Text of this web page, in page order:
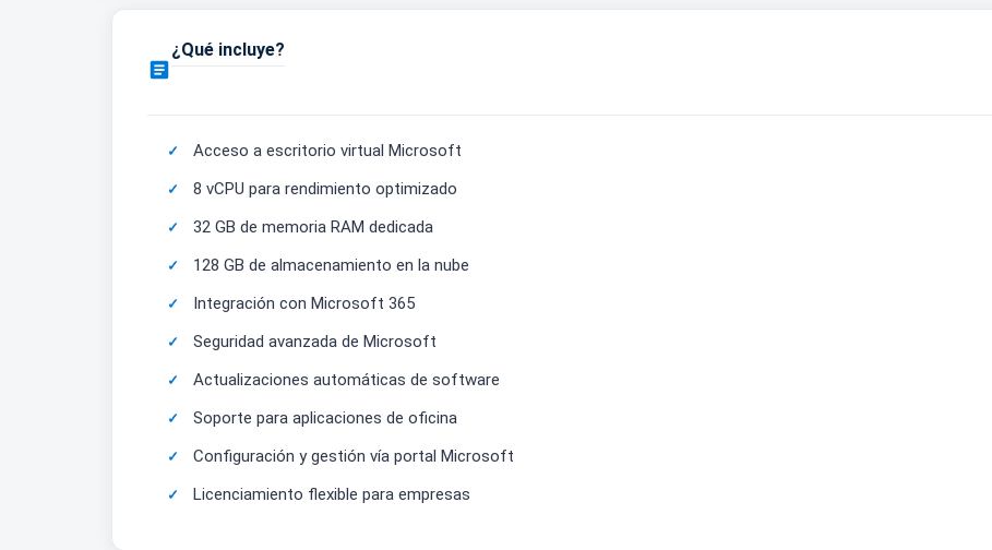

¿Qué incluye?
Acceso a escritorio virtual Microsoft
8 vCPU para rendimiento optimizado
32 GB de memoria RAM dedicada
128 GB de almacenamiento en la nube
Integración con Microsoft 365
Seguridad avanzada de Microsoft
Actualizaciones automáticas de software
Soporte para aplicaciones de oficina
Configuración y gestión vía portal Microsoft
Licenciamiento flexible para empresas